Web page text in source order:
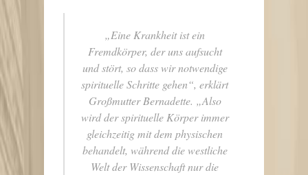
„Eine Krankheit ist ein
Fremdkörper, der uns aufsucht
und stört, so dass wir notwendige
spirituelle Schritte gehen“, erklärt
Großmutter Bernadette. „Also
wird der spirituelle Körper immer
gleichzeitig mit dem physischen
behandelt, während die westliche
Welt der Wissenschaft nur die